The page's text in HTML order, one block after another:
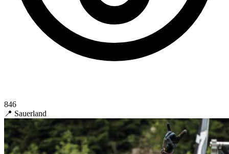
846
📍 Sauerland